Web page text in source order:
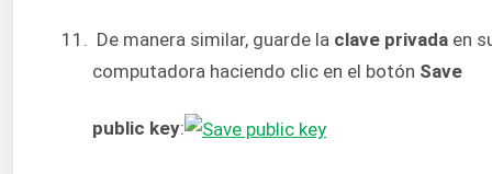
De manera similar, guarde la clave privada en
computadora haciendo clic en el botón Save
public key: